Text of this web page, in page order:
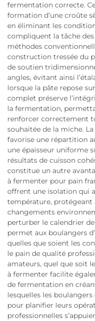
fermentation correcte.
formation d’une croûte
en éliminant les
compliquent la tâche
méthodes
construction tressée du
de soutien
angles, évitant ainsi
lorsque la pâte repose
complet préserve
la fermentation,
renforcer correctement
souhaitée de la miche.
favorise une répartition
une épaisseur uniforme
résultats de cuisson
constitue un autre
à fermenter pour pain
offrent une isolation qui
température, protégeant
changements
perturber le calendrier
permet aux boulangers
quelles que soient les
le pain de qualité
amateurs, quel que soit
à fermenter facilite
de fermentation en
lesquelles les
pour planifier leurs
professionnelles